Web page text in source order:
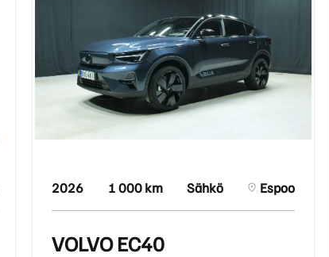
2026 1 000 km Sähkö Espoo
VOLVO EC40